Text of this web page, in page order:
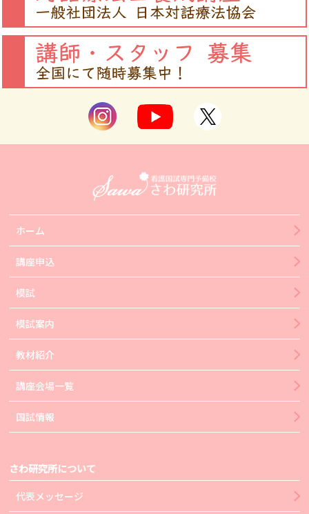
ホーム
講座申込
模試
模試案内
教材紹介
講座会場一覧
国試情報
さわ研究所について
代表メッセージ